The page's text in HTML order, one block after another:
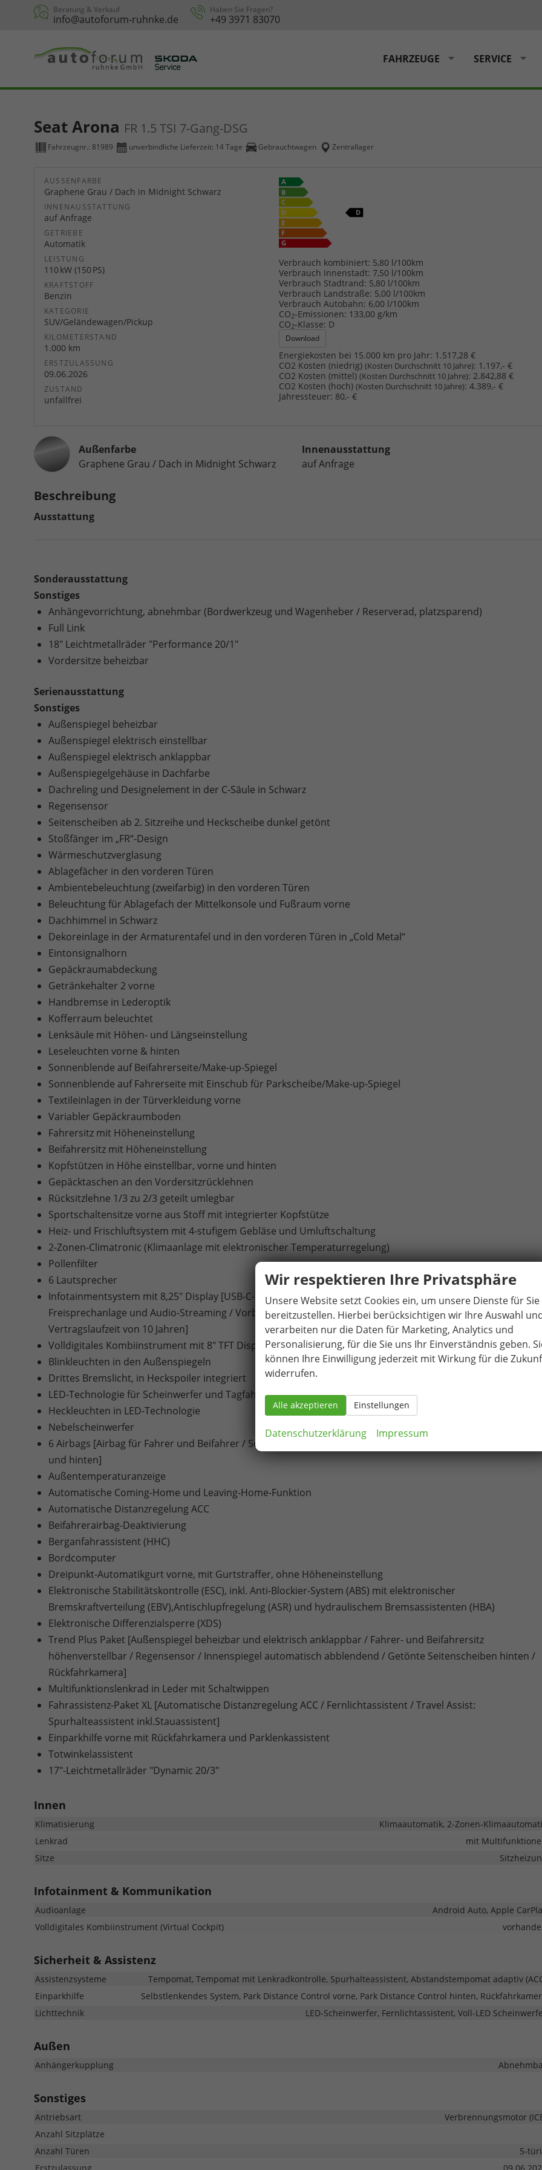
Beratung & Verkauf
info@autoforum-ruhnke.de
Haben Sie Fragen?
+49 3971 83070
FAHRZEUGE SERVICE
Seat Arona FR 1.5 TSI 7-Gang-DSG
Fahrzeugnr.: 81989 unverbindliche Lieferzeit: 14 Tage Gebrauchtwagen Zentrallager
AUSSENFARBE
Graphene Grau / Dach in Midnight Schwarz
INNENAUSSTATTUNG
auf Anfrage
GETRIEBE
Automatik
LEISTUNG
110 kW (150 PS)
KRAFTSTOFF
Benzin
KATEGORIE
SUV/Geländewagen/Pickup
KILOMETERSTAND
1.000 km
ERSTZULASSUNG
09.06.2026
ZUSTAND
unfallfrei
Verbrauch kombiniert: 5,80 l/100km
Verbrauch Innenstadt: 7,50 l/100km
Verbrauch Stadtrand: 5,80 l/100km
Verbrauch Landstraße: 5,00 l/100km
Verbrauch Autobahn: 6,00 l/100km
CO2-Emissionen: 133,00 g/km
CO2-Klasse: D
Download
Energiekosten bei 15.000 km pro Jahr: 1.517,28 €
CO2 Kosten (niedrig) (Kosten Durchschnitt 10 Jahre): 1.197,- €
CO2 Kosten (mittel) (Kosten Durchschnitt 10 Jahre): 2.842,88 €
CO2 Kosten (hoch) (Kosten Durchschnitt 10 Jahre): 4.389,- €
Jahressteuer: 80,- €
Außenfarbe
Graphene Grau / Dach in Midnight Schwarz
Innenausstattung
auf Anfrage
Beschreibung
Ausstattung
Sonderausstattung
Sonstiges
Anhängevorrichtung, abnehmbar (Bordwerkzeug und Wagenheber / Reserverad, platzsparend)
Full Link
18" Leichtmetallräder "Performance 20/1"
Vordersitze beheizbar
Serienausstattung
Sonstiges
Außenspiegel beheizbar
Außenspiegel elektrisch einstellbar
Außenspiegel elektrisch anklappbar
Außenspiegelgehäuse in Dachfarbe
Dachreling und Designelement in der C-Säule in Schwarz
Regensensor
Seitenscheiben ab 2. Sitzreihe und Heckscheibe dunkel getönt
Stoßfänger im „FR“-Design
Wärmeschutzverglasung
Ablagefächer in den vorderen Türen
Ambientebeleuchtung (zweifarbig) in den vorderen Türen
Beleuchtung für Ablagefach der Mittelkonsole und Fußraum vorne
Dachhimmel in Schwarz
Dekoreinlage in der Armaturentafel und in den vorderen Türen in „Cold Metal“
Eintonsignalhorn
Gepäckraumabdeckung
Getränkehalter 2 vorne
Handbremse in Lederoptik
Kofferraum beleuchtet
Lenksäule mit Höhen- und Längseinstellung
Leseleuchten vorne & hinten
Sonnenblende auf Beifahrerseite/Make-up-Spiegel
Sonnenblende auf Fahrerseite mit Einschub für Parkscheibe/Make-up-Spiegel
Textileinlagen in der Türverkleidung vorne
Variabler Gepäckraumboden
Fahrersitz mit Höheneinstellung
Beifahrersitz mit Höheneinstellung
Kopfstützen in Höhe einstellbar, vorne und hinten
Gepäcktaschen an den Vordersitzrücklehnen
Rücksitzlehne 1/3 zu 2/3 geteilt umlegbar
Sportschaltensitze vorne aus Stoff mit integrierter Kopfstütze
Heiz- und Frischluftsystem mit 4-stufigem Gebläse und Umluftschaltung
2-Zonen-Climatronic (Klimaanlage mit elektronischer Temperaturregelung)
Pollenfilter
6 Lautsprecher
Infotainmentsystem mit 8,25" Display [USB-C-Schnittstelle / Bluetooth-Schnittstelle mit integrierter
Freisprechanlage und Audio-Streaming / Vorbereitet für die Aktivierung von SEAT CONNECT mit kostenloser
Vertragslaufzeit von 10 Jahren]
Volldigitales Kombiinstrument mit 8" TFT Display
Blinkleuchten in den Außenspiegeln
Drittes Bremslicht, in Heckspoiler integriert
LED-Technologie für Scheinwerfer und Tagfahrlicht
Heckleuchten in LED-Technologie
Nebelscheinwerfer
6 Airbags [Airbag für Fahrer und Beifahrer / Seitenairbag für Fahrer und Beifahrer / Kopfairbag-System,
und hinten]
Außentemperaturanzeige
Automatische Coming-Home und Leaving-Home-Funktion
Automatische Distanzregelung ACC
Beifahrerairbag-Deaktivierung
Berganfahrassistent (HHC)
Bordcomputer
Dreipunkt-Automatikgurt vorne, mit Gurtstraffer, ohne Höheneinstellung
Elektronische Stabilitätskontrolle (ESC), inkl. Anti-Blockier-System (ABS) mit elektronischer
Bremskraftverteilung (EBV),Antischlupfregelung (ASR) und hydraulischem Bremsassistenten (HBA)
Elektronische Differenzialsperre (XDS)
Trend Plus Paket [Außenspiegel beheizbar und elektrisch anklappbar / Fahrer- und Beifahrersitz
höhenverstellbar / Regensensor / Innenspiegel automatisch abblendend / Getönte Seitenscheiben hinten /
Rückfahrkamera]
Multifunktionslenkrad in Leder mit Schaltwippen
Fahrassistenz-Paket XL [Automatische Distanzregelung ACC / Fernlichtassistent / Travel Assist:
Spurhalteassistent inkl.Stauassistent]
Einparkhilfe vorne mit Rückfahrkamera und Parklenkassistent
Totwinkelassistent
17"-Leichtmetallräder "Dynamic 20/3"
Innen
Klimatisierung
Klimaautomatik, 2-Zonen-
Lenkrad
mit
Sitze
Infotainment & Kommunikation
Audioanlage
Android Auto, Apple
Volldigitales Kombiinstrument (Virtual Cockpit)
Sicherheit & Assistenz
Assistenzsysteme
Tempomat, Tempomat mit Lenkradkontrolle, Spurhalteassistent, Abstandstempomat adaptiv
Einparkhilfe
Selbstlenkendes System, Park Distance Control vorne, Park Distance Control hinten,
Lichttechnik
LED-Scheinwerfer, Fernlichtassistent, Voll-LED
Außen
Anhängerkupplung
Sonstiges
Antriebsart
Verbrennungsmotor
Anzahl Sitzplätze
Anzahl Türen
5-
Wir respektieren Ihre Privatsphäre
Unsere Website setzt Cookies ein, um unsere Dienste für Sie
bereitzustellen. Hierbei berücksichtigen wir Ihre Auswahl
verarbeiten nur die Daten für Marketing, Analytics und
Personalisierung, für die Sie uns Ihr Einverständnis geben.
können Ihre Einwilligung jederzeit mit Wirkung für die
widerrufen.
Alle akzeptieren Einstellungen
Datenschutzerklärung Impressum